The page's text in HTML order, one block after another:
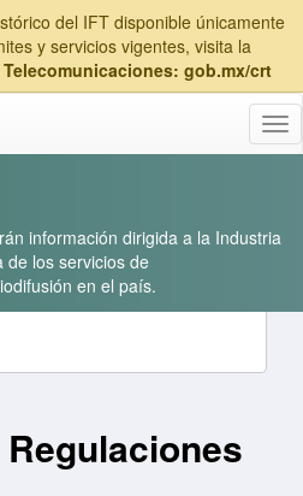
del IFT disponible únicamente
y servicios vigentes, visita la
gob.mx/crt
información dirigida a la Industria
de los servicios de
en el país.